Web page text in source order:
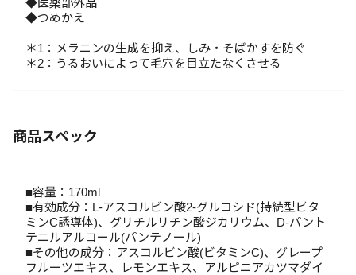
◆医薬部外品
◆つめかえ
＊1：メラニンの生成を抑え、しみ・そばかすを防ぐ
＊2：うるおいによって毛穴を目立たなくさせる
商品スペック
■容量：170ml
■有効成分：L-アスコルビン酸2-グルコシド(持続型ビタ
ミンC誘導体)、グリチルリチン酸ジカリウム、D-パント
テニルアルコール(パンテノール)
■その他の成分：アスコルビン酸(ビタミンC)、グレープ
フルーツエキス、レモンエキス、アルピニアカツマダイ